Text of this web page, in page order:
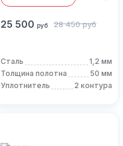
25 500 руб 28 450 руб
Сталь
1,2 мм
Толщина полотна
50 мм
Уплотнитель
2 контура